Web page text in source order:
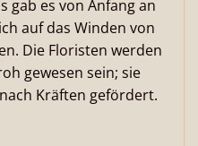
gab es von Anfang an
auf das Winden von
Die Floristen werden
gewesen sein; sie
Kräften gefördert.